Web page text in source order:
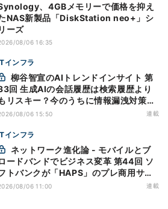
、4GBメモリーで価格を抑え
NAS新製品「DiskStation neo+」シ
リーズ
08/06 16:35
インフラ
回 生成AIの会話履歴は検索履歴より
リスキー？今のうちに情報漏洩対策を
全にしておこう
08/06 15:50 連載
インフラ
ードバンドでビジネス変革 第44回 ソ
トバンクが「HAPS」のプレ商用サー
ス開始を表明、本格的な商用展開のめ
08/06 11:00 連載